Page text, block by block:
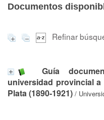
Documentos
Refinar
Guía
universidad provincial
Plata (1890-1921) /